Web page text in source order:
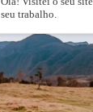
seu trabalho.